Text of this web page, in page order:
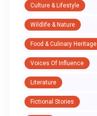
Culture & Lifestyle
Wildlife & Nature
Food & Culinary Heritage
Voices Of Influence
Literature
Fictional Stories